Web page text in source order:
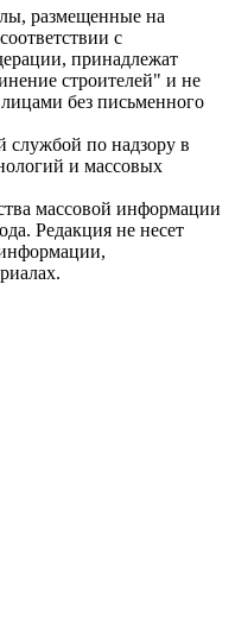
размещенные на
с
принадлежат
строителей" и не
без письменного
службой по надзору в
и массовых
массовой информации
Редакция не несет
информации,